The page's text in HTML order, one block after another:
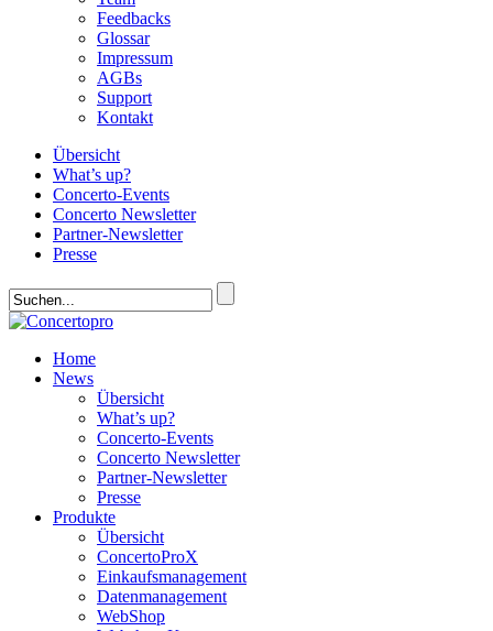
Feedbacks
Glossar
Impressum
AGBs
Support
Kontakt
Übersicht
What’s up?
Concerto-Events
Concerto Newsletter
Partner-Newsletter
Presse
Home
News
Übersicht
What’s up?
Concerto-Events
Concerto Newsletter
Partner-Newsletter
Presse
Produkte
Übersicht
ConcertoProX
Einkaufsmanagement
Datenmanagement
WebShop